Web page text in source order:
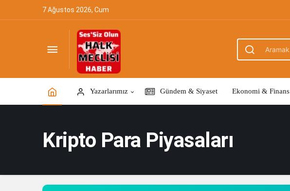
7 Ağustos 2026, Cum
Yazarlarımız Gündem & Siyaset Ekonomi & Finans
Kripto Para Piyasaları